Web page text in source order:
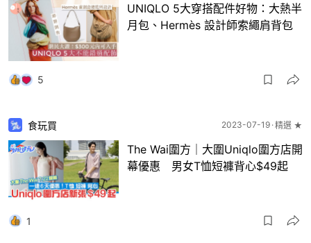
UNIQLO 5大穿搭配件好物：大熱半
月包、Hermès 設計師索繩肩背包
5
食玩買 2023-07-19 精選 ★
The Wai圍方｜大圍Uniqlo圍方店開
幕優惠 男女T恤短褲背心$49起
1